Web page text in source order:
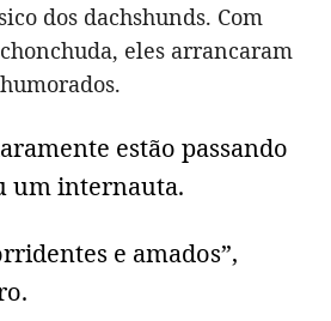
dos dachshunds. Com
eles arrancaram
estão passando
um internauta.
e amados”,